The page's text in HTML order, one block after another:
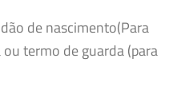
de nascimento(Para
termo de guarda (para